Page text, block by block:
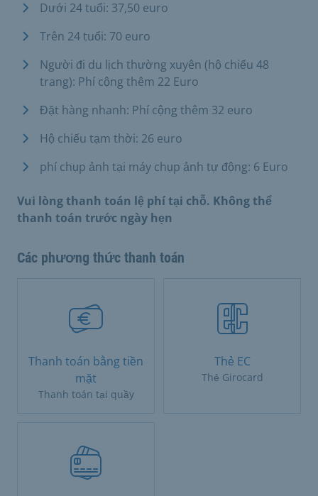
Dưới 24 tuổi: 37,50 euro
Trên 24 tuổi: 70 euro
Người đi du lịch thường xuyên (hộ chiếu 48
trang): Phí cộng thêm 22 Euro
Đặt hàng nhanh: Phí cộng thêm 32 euro
Hộ chiếu tạm thời: 26 euro
phí chụp ảnh tại máy chụp ảnh tự động: 6 Euro
Vui lòng thanh toán lệ phí tại chỗ. Không thể
thanh toán trước ngày hẹn
Các phương thức thanh toán
Thanh toán bằng tiền
mặt
Thanh toán tại quầy
Thẻ EC
Thẻ Girocard